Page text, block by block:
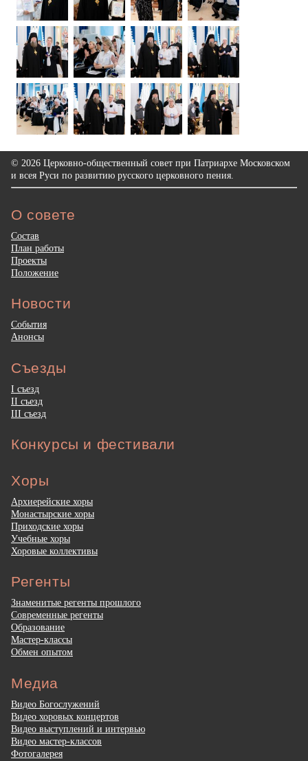
© 2026 Церковно-общественный совет при Патриархе Московском
и всея Руси по развитию русского церковного пения.
О совете
Состав
План работы
Проекты
Положение
Новости
События
Анонсы
Съезды
I съезд
II съезд
III съезд
Конкурсы и фестивали
Хоры
Архиерейские хоры
Монастырские хоры
Приходские хоры
Учебные хоры
Хоровые коллективы
Регенты
Знаменитые регенты прошлого
Современные регенты
Образование
Мастер-классы
Обмен опытом
Медиа
Видео Богослужений
Видео хоровых концертов
Видео выступлений и интервью
Видео мастер-классов
Фотогалерея